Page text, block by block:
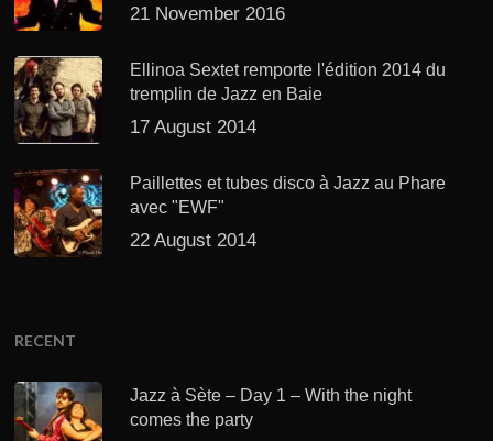
21 November 2016
Ellinoa Sextet remporte l'édition 2014 du
tremplin de Jazz en Baie
17 August 2014
Paillettes et tubes disco à Jazz au Phare
avec "EWF"
22 August 2014
RECENT
Jazz à Sète – Day 1 – With the night
comes the party